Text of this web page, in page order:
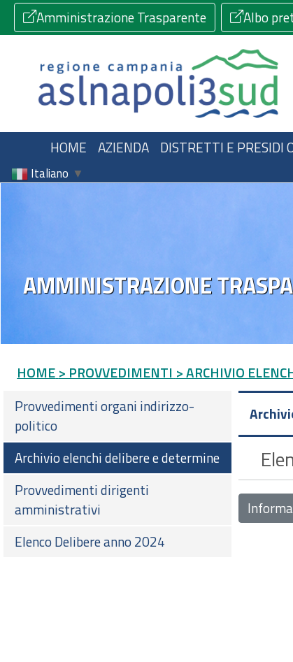
Amministrazione Trasparente Albo
HOME AZIENDA DISTRETTI E PRESIDI
Italiano ▼
AMMINISTRAZIONE
HOME > PROVVEDIMENTI > ARCHIVIO
Provvedimenti organi indirizzo-
politico
Archivio elenchi delibere e determine
Provvedimenti dirigenti
amministrativi
Elenco Delibere anno 2024